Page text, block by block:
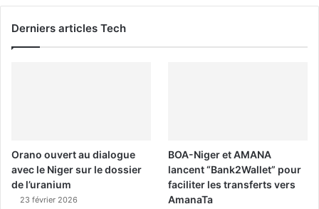
Derniers articles Tech
Orano ouvert au dialogue
avec le Niger sur le dossier
de l’uranium
23 février 2026
BOA-Niger et AMANA
lancent “Bank2Wallet” pour
faciliter les transferts vers
AmanaTa